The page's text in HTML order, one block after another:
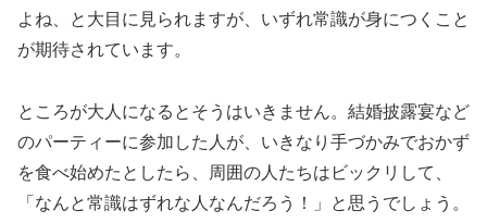
よね、と大目に見られますが、いずれ常識が身につくこと
が期待されています。
ところが大人になるとそうはいきません。結婚披露宴など
のパーティーに参加した人が、いきなり手づかみでおかず
を食べ始めたとしたら、周囲の人たちはビックリして、
「なんと常識はずれな人なんだろう！」と思うでしょう。